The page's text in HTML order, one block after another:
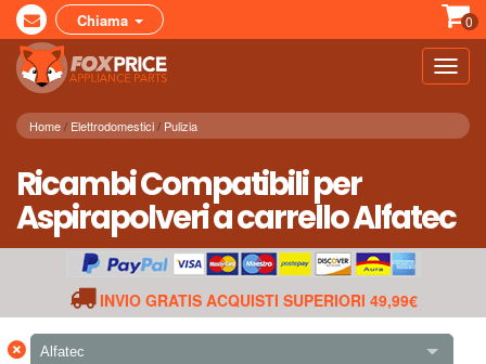
Chiama 0
Home Elettrodomestici Pulizia
Ricambi Compatibili per
Aspirapolveri a carrello Alfatec
INVIO GRATIS ACQUISTI SUPERIORI 49,99€
× Alfatec